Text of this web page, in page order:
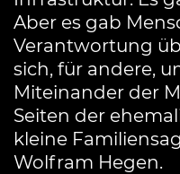
Aber es gab
Verantwortung
sich, für andere,
Miteinander der
Seiten der
kleine
Wolfram Hegen.